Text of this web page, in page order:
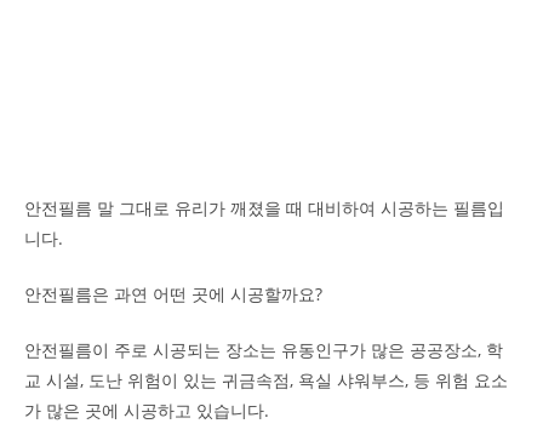
안전필름 말 그대로 유리가 깨졌을 때 대비하여 시공하는 필름입
니다.
안전필름은 과연 어떤 곳에 시공할까요?
안전필름이 주로 시공되는 장소는 유동인구가 많은 공공장소, 학
교 시설, 도난 위험이 있는 귀금속점, 욕실 샤워부스, 등 위험 요소
가 많은 곳에 시공하고 있습니다.